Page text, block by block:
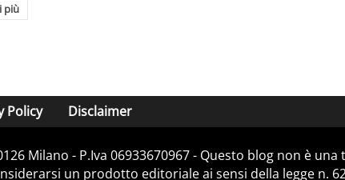
più
Policy Disclaimer
Milano - P.Iva 06933670967 - Questo blog non è
un prodotto editoriale ai sensi della legge n. 62